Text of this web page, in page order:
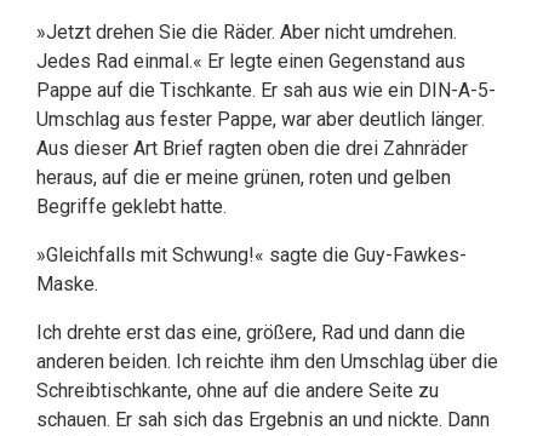
»Jetzt drehen Sie die Räder. Aber nicht umdrehen.
Jedes Rad einmal.« Er legte einen Gegenstand aus
Pappe auf die Tischkante. Er sah aus wie ein DIN-A-5-
Umschlag aus fester Pappe, war aber deutlich länger.
Aus dieser Art Brief ragten oben die drei Zahnräder
heraus, auf die er meine grünen, roten und gelben
Begriffe geklebt hatte.
»Gleichfalls mit Schwung!« sagte die Guy-Fawkes-
Maske.
Ich drehte erst das eine, größere, Rad und dann die
anderen beiden. Ich reichte ihm den Umschlag über die
Schreibtischkante, ohne auf die andere Seite zu
schauen. Er sah sich das Ergebnis an und nickte. Dann